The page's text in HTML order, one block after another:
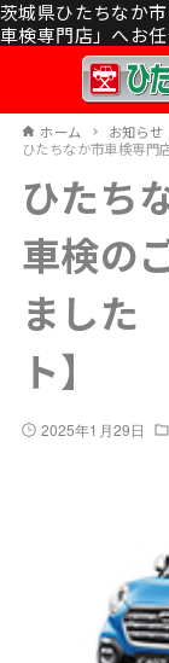
茨城県ひたちなか
車検専門店」へお
ホーム
お知らせ
ひたち
車検の
ました
ト】
2025年1月29日